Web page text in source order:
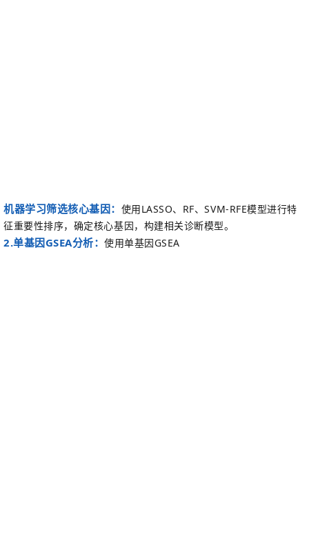
机器学习筛选核心基因： 使用LASSO、RF、SVM-RFE模型进行特
征重要性排序，确定核心基因，构建相关诊断模型。
2.单基因GSEA分析： 使用单基因GSEA